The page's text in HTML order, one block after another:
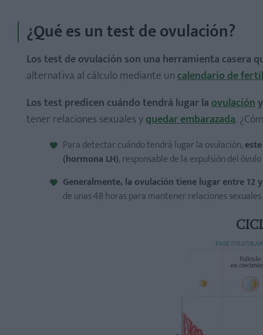
Test de ovulación en tira
Test de ovulación Persona
¿Qué es un test de ovulación?
Los test de ovulación son una herramienta casera
alternativa al cálculo mediante uncalendario de
Los test predicen cuándo tendrá lugar laovulación
tener relaciones sexuales yquedar embarazada.
Para detectar cuándo tendrá lugar la ovulación,
(hormona LH), responsable de la expulsión del
Generalmente, la ovulación tiene lugar entre 12
de unas 48 horas para mantener relaciones